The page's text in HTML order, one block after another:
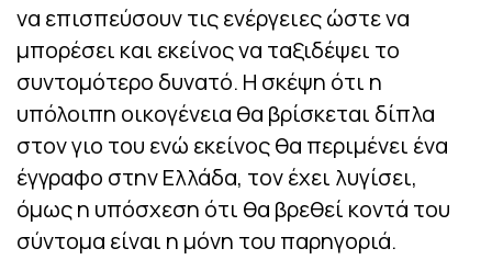
να επισπεύσουν τις ενέργειες ώστε να
μπορέσει και εκείνος να ταξιδέψει το
συντομότερο δυνατό. Η σκέψη ότι η
υπόλοιπη οικογένεια θα βρίσκεται δίπλα
στον γιο του ενώ εκείνος θα περιμένει ένα
έγγραφο στην Ελλάδα, τον έχει λυγίσει,
όμως η υπόσχεση ότι θα βρεθεί κοντά του
σύντομα είναι η μόνη του παρηγοριά.